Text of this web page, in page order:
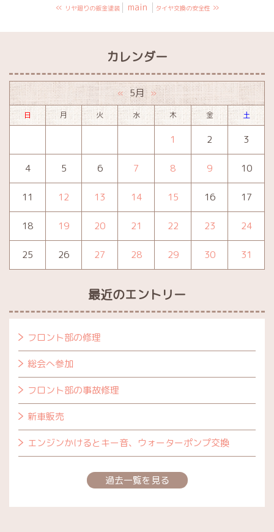
« リヤ廻りの鈑金塗装 main タイヤ交換の安全性 »
カレンダー
« 5月 »
日 月 火 水 木 金 土
1 2 3
4 5 6 7 8 9 10
11 12 13 14 15 16 17
18 19 20 21 22 23 24
25 26 27 28 29 30 31
最近のエントリー
フロント部の修理
総会へ参加
フロント部の事故修理
新車販売
エンジンかけるとキー音、ウォーターポンプ交換
過去一覧を見る